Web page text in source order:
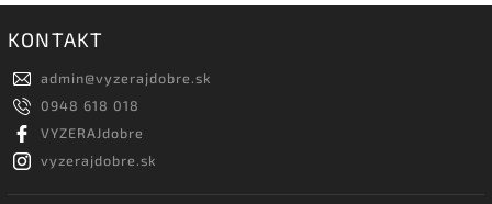
KONTAKT
admin@vyzerajdobre.sk
0948 618 018
VYZERAJdobre
vyzerajdobre.sk